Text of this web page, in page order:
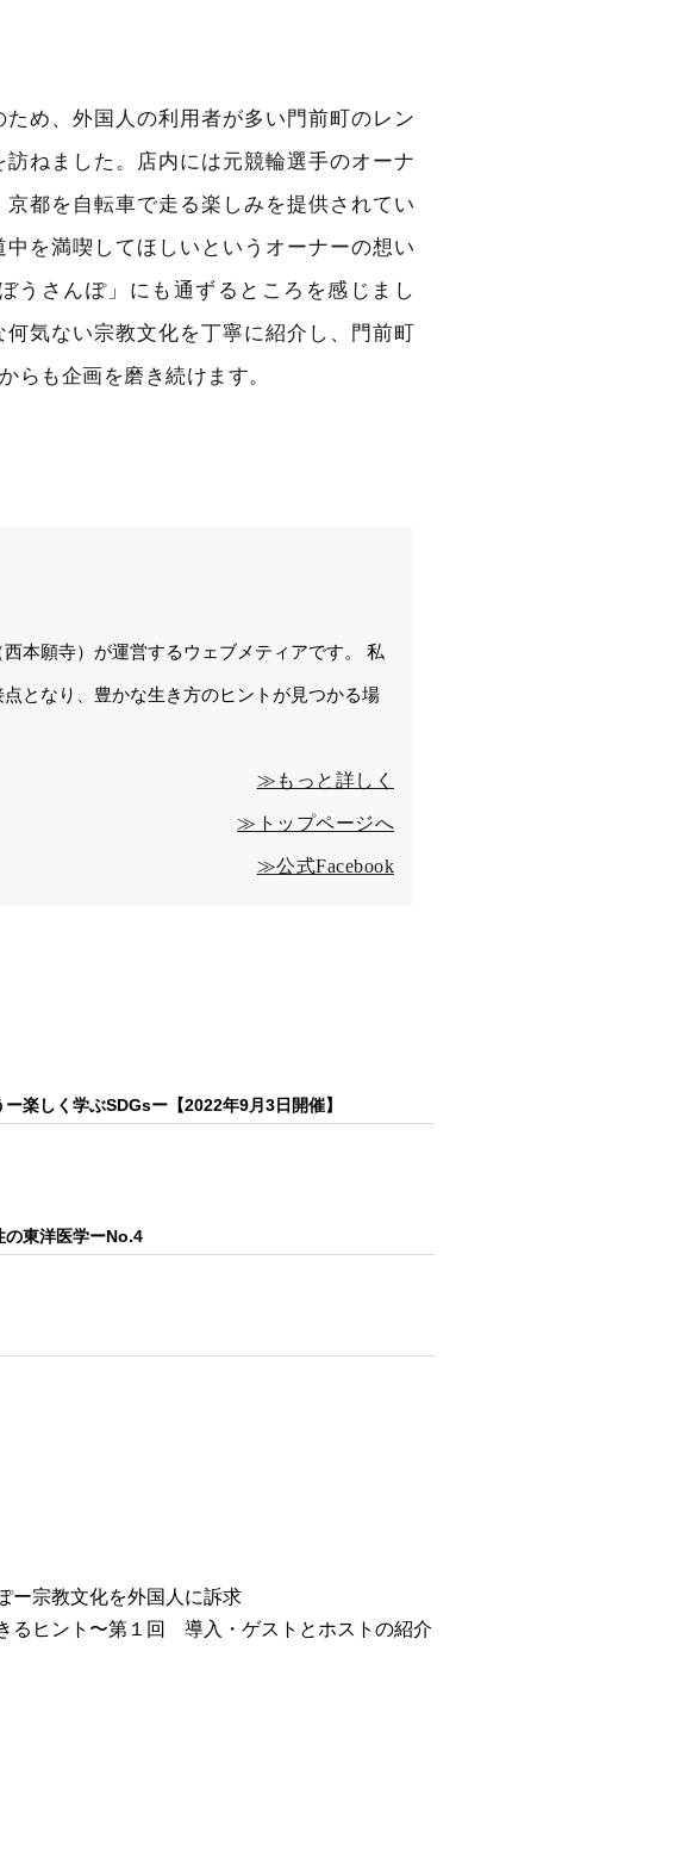
め、外国人の利用者が多い門前町のレン
ねました。店内には元競輪選手のオーナ
都を自転車で走る楽しみを提供されてい
を満喫してほしいというオーナーの想い
うさんぽ」にも通ずるところを感じまし
気ない宗教文化を丁寧に紹介し、門前町
らも企画を磨き続けます。
本願寺）が運営するウェブメティアです。 私
となり、豊かな生き方のヒントが見つかる場
≫もっと詳しく
≫トップページへ
≫公式Facebook
楽しく学ぶSDGsー【2022年9月3日開催】
の東洋医学ーNo.4
ー宗教文化を外国人に訴求
るヒント〜第１回 導入・ゲストとホストの紹介